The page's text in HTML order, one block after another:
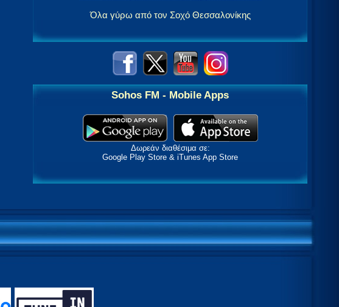
Όλα γύρω από τον Σοχό Θεσσαλονίκης
Sohos FM - Mobile Apps
Δωρεάν διαθέσιμα σε:
Google Play Store & iTunes App Store